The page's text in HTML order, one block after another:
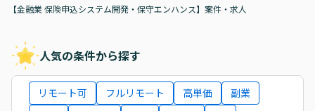
【金融業 保険申込システム開発・保守エンハンス】案件・求人
人気の条件から探す
リモート可 フルリモート 高単価
副業